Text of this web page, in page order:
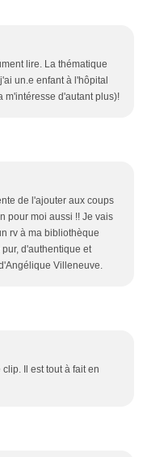
lire. La thématique
un.e enfant à l'hôpital
m'intéresse d'autant plus)!
de l'ajouter aux coups
pour moi aussi !! Je vais
rv à ma bibliothèque
d'authentique et
Villeneuve.
Il est tout à fait en